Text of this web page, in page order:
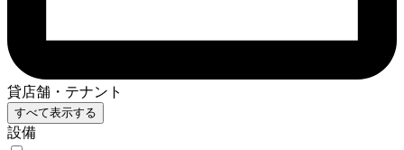
貸店舗・テナント
すべて表示する
設備